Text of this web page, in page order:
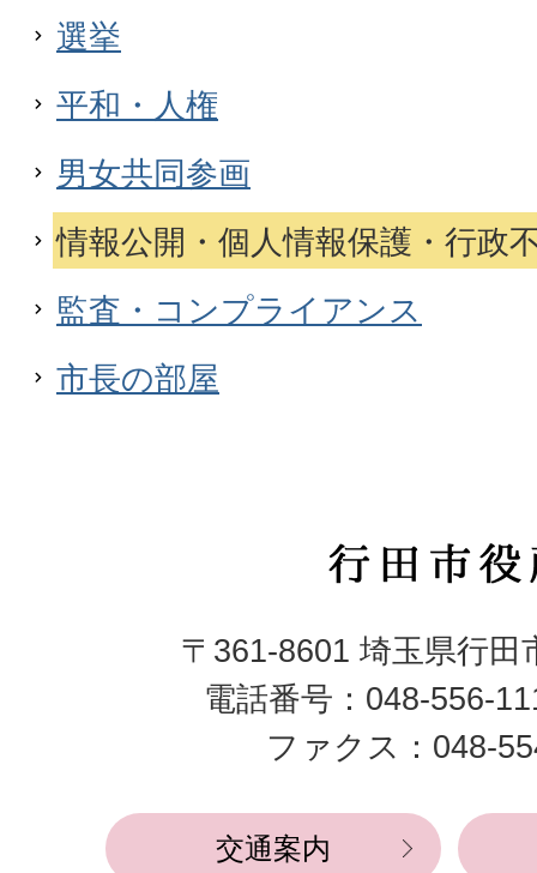
選挙
平和・人権
男女共同参画
情報公開・個人情報保護・行政
監査・コンプライアンス
市長の部屋
行
市
役
所
〒361-8601 埼玉県行田
電話番号：048-556-
ファクス：048-
交通案内